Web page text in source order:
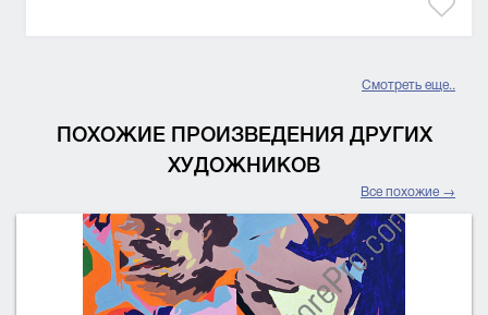
Смотреть еще..
ПОХОЖИЕ ПРОИЗВЕДЕНИЯ ДРУГИХ
ХУДОЖНИКОВ
Все похожие →